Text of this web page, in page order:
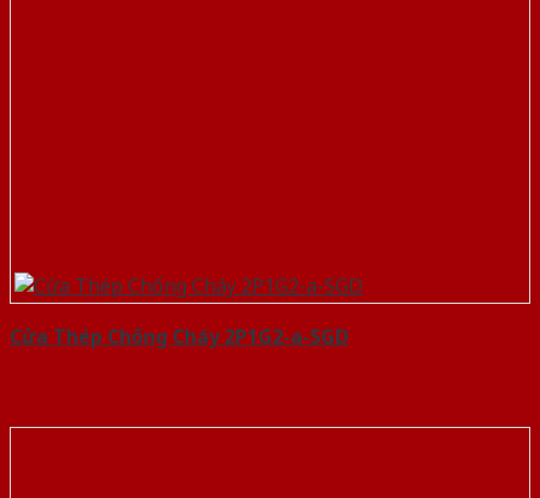
Cửa Thép Chống Cháy 2P1G2-a-SGD